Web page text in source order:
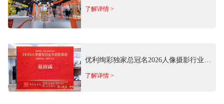
展 推出多场景商用影像方案
了解详情 >
优利绚彩独家总冠名2026人像摄影行业大
了解详情 >